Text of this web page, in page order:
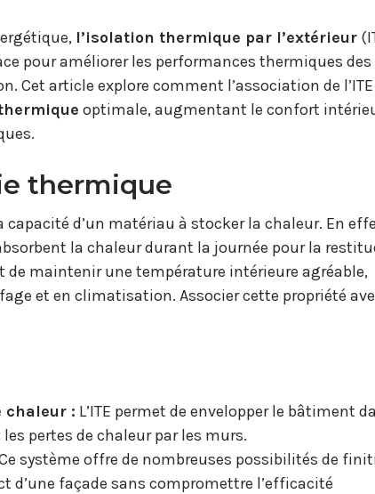
l’isolation thermique par l’extérieur
pour améliorer les performances thermiques des
Cet article explore comment l’association de
optimale, augmentant le confort
thermique
d’un matériau à stocker la chaleur. En
la chaleur durant la journée pour la
de maintenir une température intérieure agréable,
et en climatisation. Associer cette propriété
chaleur : L’ITE permet de envelopper le bâtiment
pertes de chaleur par les murs.
système offre de nombreuses possibilités de
d’une façade sans compromettre l’efficacité